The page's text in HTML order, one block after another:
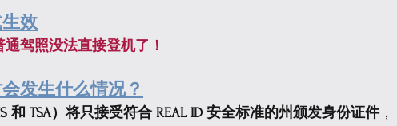
效
驾照没法直接登机了！
发生什么情况？
和 TSA）将只接受符合 REAL ID 安全标准的州颁发身份证件，